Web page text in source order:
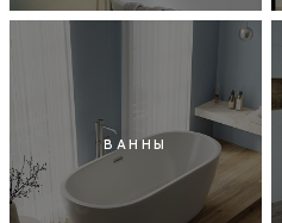
ВАННЫ